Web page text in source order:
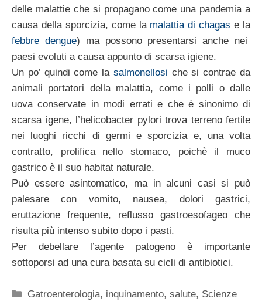
delle malattie che si propagano come una pandemia a
causa della sporcizia, come la malattia di chagas e la
febbre dengue) ma possono presentarsi anche nei
paesi evoluti a causa appunto di scarsa igiene.
Un po’ quindi come lasalmonellosi che si contrae da
animali portatori della malattia, come i polli o dalle
uova conservate in modi errati e che è sinonimo di
scarsa igene, l’helicobacter pylori trova terreno fertile
nei luoghi ricchi di germi e sporcizia e, una volta
contratto, prolifica nello stomaco, poichè il muco
gastrico è il suo habitat naturale.
Può essere asintomatico, ma in alcuni casi si può
palesare con vomito, nausea, dolori gastrici,
eruttazione frequente, reflusso gastroesofageo che
risulta più intenso subito dopo i pasti.
Per debellare l’agente patogeno è importante
sottoporsi ad una cura basata su cicli di antibiotici.
Categorie
Gatroenterologia, inquinamento,salute, Scienze